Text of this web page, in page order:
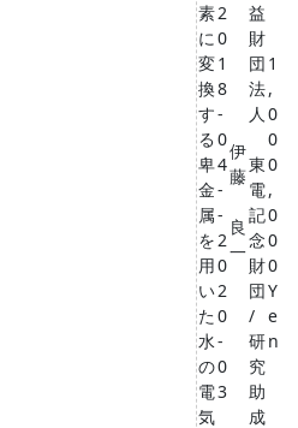
素
に
変
換
す
る
卑
金
属
を
用
い
た
水
の
電
気
2
0
1
8
-
0
4
-
-
2
0
2
0
-
0
3
伊
藤
良
一
益
財
団
法
人
東
電
記
念
財
団
/
研
究
助
成
1
,
0
0
0
,
0
0
0
Y
e
n